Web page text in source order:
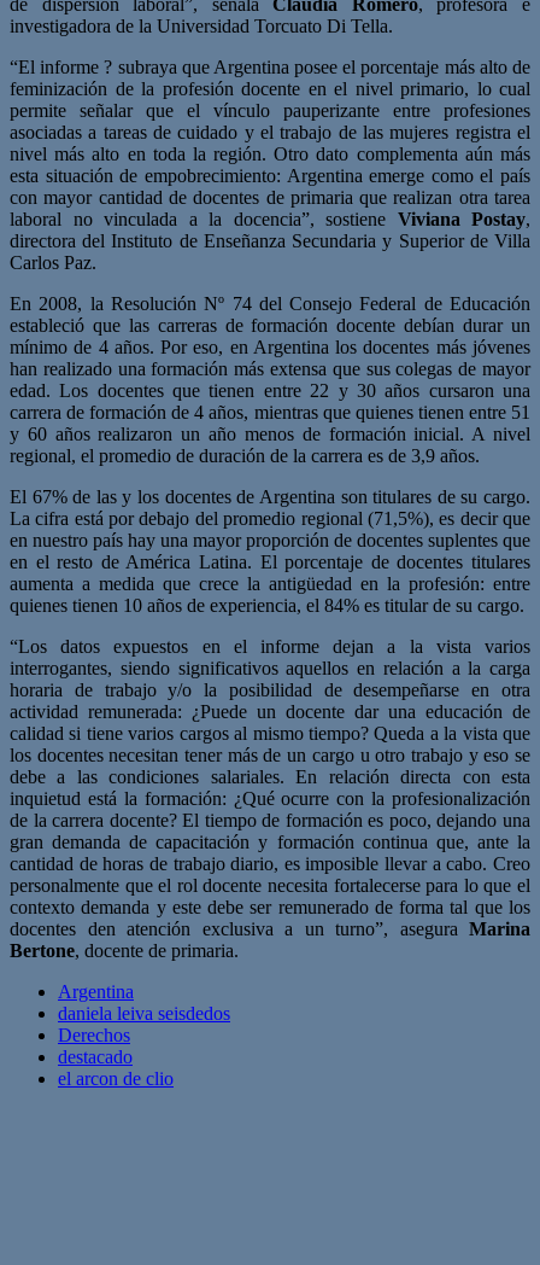
investigadora de la Universidad Torcuato Di Tella.
“El informe ? subraya que Argentina posee el porcentaje más alto de
feminización de la profesión docente en el nivel primario, lo cual
permite señalar que el vínculo pauperizante entre profesiones
asociadas a tareas de cuidado y el trabajo de las mujeres registra el
nivel más alto en toda la región. Otro dato complementa aún más
esta situación de empobrecimiento: Argentina emerge como el país
con mayor cantidad de docentes de primaria que realizan otra tarea
laboral no vinculada a la docencia”, sostiene Viviana Postay,
directora del Instituto de Enseñanza Secundaria y Superior de Villa
Carlos Paz.
En 2008, la Resolución Nº 74 del Consejo Federal de Educación
estableció que las carreras de formación docente debían durar un
mínimo de 4 años. Por eso, en Argentina los docentes más jóvenes
han realizado una formación más extensa que sus colegas de mayor
edad. Los docentes que tienen entre 22 y 30 años cursaron una
carrera de formación de 4 años, mientras que quienes tienen entre 51
y 60 años realizaron un año menos de formación inicial. A nivel
regional, el promedio de duración de la carrera es de 3,9 años.
El 67% de las y los docentes de Argentina son titulares de su cargo.
La cifra está por debajo del promedio regional (71,5%), es decir que
en nuestro país hay una mayor proporción de docentes suplentes que
en el resto de América Latina. El porcentaje de docentes titulares
aumenta a medida que crece la antigüedad en la profesión: entre
quienes tienen 10 años de experiencia, el 84% es titular de su cargo.
“Los datos expuestos en el informe dejan a la vista varios
interrogantes, siendo significativos aquellos en relación a la carga
horaria de trabajo y/o la posibilidad de desempeñarse en otra
actividad remunerada: ¿Puede un docente dar una educación de
calidad si tiene varios cargos al mismo tiempo? Queda a la vista que
los docentes necesitan tener más de un cargo u otro trabajo y eso se
debe a las condiciones salariales. En relación directa con esta
inquietud está la formación: ¿Qué ocurre con la profesionalización
de la carrera docente? El tiempo de formación es poco, dejando una
gran demanda de capacitación y formación continua que, ante la
cantidad de horas de trabajo diario, es imposible llevar a cabo. Creo
personalmente que el rol docente necesita fortalecerse para lo que el
contexto demanda y este debe ser remunerado de forma tal que los
docentes den atención exclusiva a un turno”, asegura Marina
Bertone, docente de primaria.
Argentina
daniela leiva seisdedos
Derechos
destacado
el arcon de clio